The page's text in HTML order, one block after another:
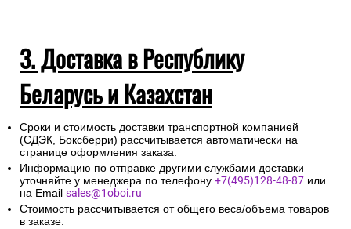
3. Доставка в Республику
Беларусь и Казахстан
Сроки и стоимость доставки транспортной компанией
(СДЭК, Боксберри) рассчитывается автоматически на
странице оформления заказа.
Информацию по отправке другими службами доставки
уточняйте у менеджера по телефону +7(495)128-48-87 или
на Email sales@1oboi.ru
Стоимость рассчитывается от общего веса/объема товаров
в заказе.